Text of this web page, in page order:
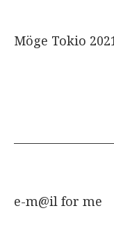
Möge Tokio
e-m@il for me